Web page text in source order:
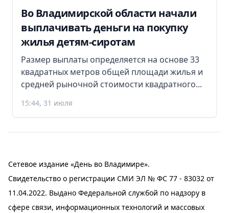
Во Владимирской области начали
выплачивать деньги на покупку
жилья детям-сиротам
Размер выплаты определяется на основе 33
квадратных метров общей площади жилья и
средней рыночной стоимости квадратного...
15:44, 31 июля
Сетевое издание «День во Владимире».
Свидетельство о регистрации СМИ ЭЛ № ФС 77 - 83032 от
11.04.2022. Выдано Федеральной службой по надзору в
сфере связи, информационных технологий и массовых